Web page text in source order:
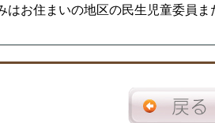
はお住まいの地区の民生児童委員